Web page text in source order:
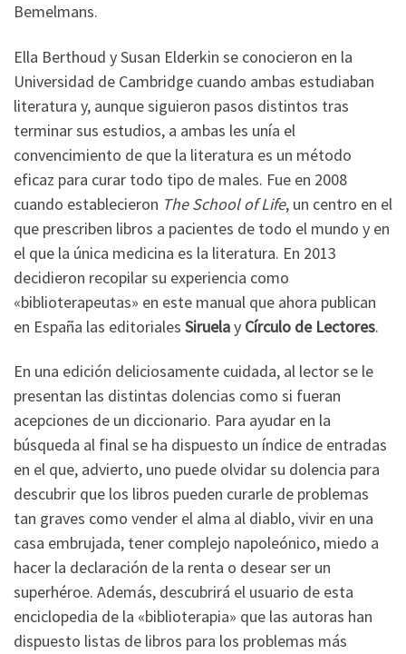
Bemelmans.
Ella Berthoud y Susan Elderkin se conocieron en la
Universidad de Cambridge cuando ambas estudiaban
literatura y, aunque siguieron pasos distintos tras
terminar sus estudios, a ambas les unía el
convencimiento de que la literatura es un método
eficaz para curar todo tipo de males. Fue en 2008
cuando establecieron The School of Life, un centro en el
que prescriben libros a pacientes de todo el mundo y en
el que la única medicina es la literatura. En 2013
decidieron recopilar su experiencia como
«biblioterapeutas» en este manual que ahora publican
en España las editoriales Siruelay Círculo de Lectores.
En una edición deliciosamente cuidada, al lector se le
presentan las distintas dolencias como si fueran
acepciones de un diccionario. Para ayudar en la
búsqueda al final se ha dispuesto un índice de entradas
en el que, advierto, uno puede olvidar su dolencia para
descubrir que los libros pueden curarle de problemas
tan graves como vender el alma al diablo, vivir en una
casa embrujada, tener complejo napoleónico, miedo a
hacer la declaración de la renta o desear ser un
superhéroe. Además, descubrirá el usuario de esta
enciclopedia de la «biblioterapia» que las autoras han
dispuesto listas de libros para los problemas más